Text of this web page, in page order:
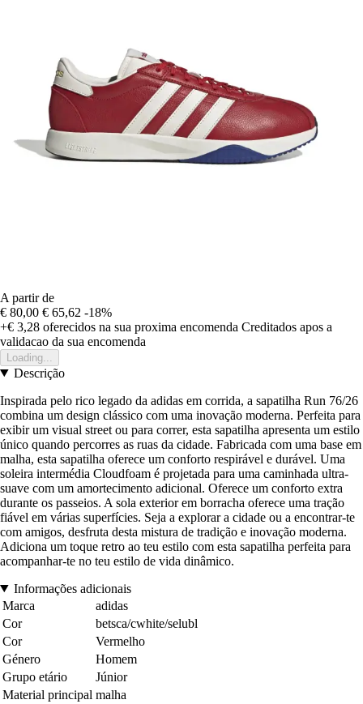
A partir de
€ 80,00 € 65,62 -18%
+€ 3,28 oferecidos na sua proxima encomenda Creditados apos a
validacao da sua encomenda
Loading...
Descrição
Inspirada pelo rico legado da adidas em corrida, a sapatilha Run 76/26
combina um design clássico com uma inovação moderna. Perfeita para
exibir um visual street ou para correr, esta sapatilha apresenta um estilo
único quando percorres as ruas da cidade. Fabricada com uma base em
malha, esta sapatilha oferece um conforto respirável e durável. Uma
soleira intermédia Cloudfoam é projetada para uma caminhada ultra-
suave com um amortecimento adicional. Oferece um conforto extra
durante os passeios. A sola exterior em borracha oferece uma tração
fiável em várias superfícies. Seja a explorar a cidade ou a encontrar-te
com amigos, desfruta desta mistura de tradição e inovação moderna.
Adiciona um toque retro ao teu estilo com esta sapatilha perfeita para
acompanhar-te no teu estilo de vida dinâmico.
Informações adicionais
Marca
adidas
Cor
betsca/cwhite/selubl
Cor
Vermelho
Género
Homem
Grupo etário
Júnior
Material principal malha